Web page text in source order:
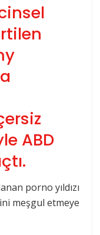
ABD
porno yıldızı
meşgul etmeye